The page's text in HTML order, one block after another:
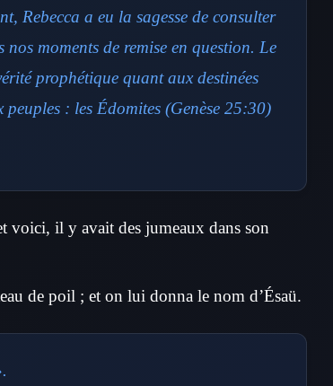
Rebecca a eu la sagesse de consulter
moments de remise en question. Le
prophétique quant aux destinées
: les Édomites (Genèse 25:30)
voici, il y avait des jumeaux dans son
de poil ; et on lui donna le nom d’Ésaü.